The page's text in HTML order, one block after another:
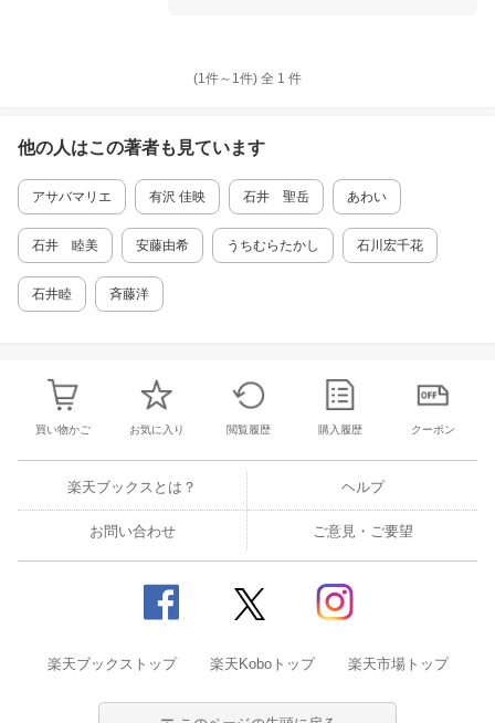
ゃ／探訪者：きくちちき 偏愛映画コラム「子ど
絵 短編「きみがうたうとき（新連載）」桑原亮
子／坂内拓 絵 マンガ「さんぱつやきょうこさ
ん（78）」長谷川義史 ■BOOKS 〈絵本〉松田
素子／〈児童書〉加藤純子／〈YA〉岡田貴久子
結果発表 選者 石井睦美／川島誠 ■前号を読む
都築照代 ■表紙 神保賢志 ■出版社からのコメン
(1件～ 1件) 全 1 件
他の人はこの著者も見ています
アサバマリエ 有沢 佳映 石井 聖岳 あわい
石井 睦美 安藤由希 うちむらたかし 石川宏千花
石井睦 斉藤洋
買い物かご お気に入り 閲覧履歴 購入履歴 クーポン
楽天ブックスとは？ ヘルプ
お問い合わせ ご意見・ご要望
楽天ブックストップ 楽天Koboトップ 楽天市場トップ